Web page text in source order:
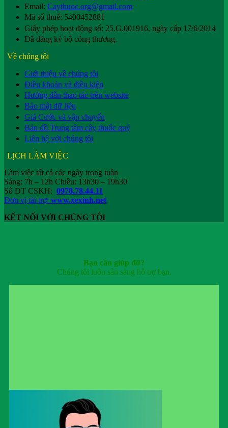
Email: Caythuoc.org@gmail.com
Mã số thuế: 5400452881
Giấy phép hoạt động số: 25.G.001916, ngày cấp 17/6/2014
Đã đăng ký bộ công thương.
Về chúng tôi
Giới thiệu về chúng tôi
Điều khoản và điều kiện
Hướng dẫn thao tác trên website
Bảo mật dữ liệu
Giá Cước và vận chuyển
Bản đồ Trung tâm cây thuốc quý
Liên hệ với chúng tôi
LỊCH LÀM VIỆC
Làm việc tất cả các ngày trong tuần
Sáng: 7h – 12h Chiều: 13h30 – 19h30
Số ĐT CSKH: 0978.78.44.11
Đơn vị tài trợ: www.xexinh.net
KẾT NỐI VỚI CHÚNG TÔI
Bạn cần giúp đỡ?
Chúng tôi luôn sẵn sàng hỗ trợ bạn.